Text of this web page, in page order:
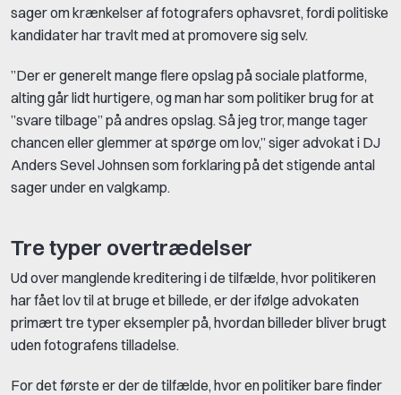
sager om krænkelser af fotografers ophavsret, fordi politiske
kandidater har travlt med at promovere sig selv.
”Der er generelt mange flere opslag på sociale platforme,
alting går lidt hurtigere, og man har som politiker brug for at
”svare tilbage” på andres opslag. Så jeg tror, mange tager
chancen eller glemmer at spørge om lov,” siger advokat i DJ
Anders Sevel Johnsen som forklaring på det stigende antal
sager under en valgkamp.
Tre typer overtrædelser
Ud over manglende kreditering i de tilfælde, hvor politikeren
har fået lov til at bruge et billede, er der ifølge advokaten
primært tre typer eksempler på, hvordan billeder bliver brugt
uden fotografens tilladelse.
For det første er der de tilfælde, hvor en politiker bare finder